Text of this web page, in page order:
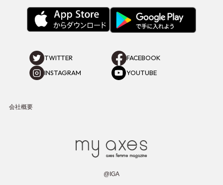
TWITTER
FACEBOOK
INSTAGRAM
YOUTUBE
会社概要
@IGA